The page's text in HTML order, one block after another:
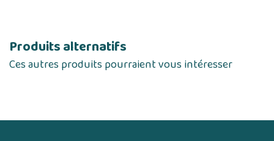
Produits alternatifs
Ces autres produits pourraient vous intéresser